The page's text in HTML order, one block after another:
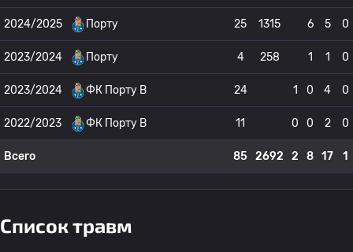
2024/2025 Порту 25 1315 6 5 0
2023/2024 Порту 4 258 1 1 0
2023/2024 ФК Порту B 24 1 0 4 0
2022/2023 ФК Порту B 11 0 0 2 0
Всего 85 2692 2 8 17 1
Список травм